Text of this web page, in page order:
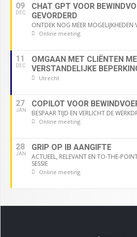
09
DEC
CHAT GPT VOOR
GEVORDERD
ONTDEK NOG MEER
Online meeting
11
DEC
OMGAAN MET CLIËNTEN
VERSTANDELIJKE
Utrecht
27
JAN
COPILOT VOOR
BESPAAR TIJD EN VERLICHT DE
Online meeting
28
JAN
GRIP OP IB AANGIFTE
ACTUEEL, RELEVANT EN TO-THE-
SESSIE
Online meeting